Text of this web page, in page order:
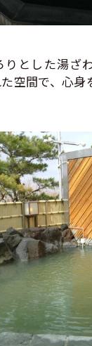
りとした湯ざ
空間で、心身